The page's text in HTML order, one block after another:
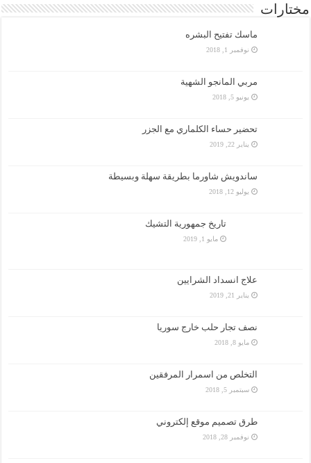
مختارات
ماسك تفتيح البشره
نوفمبر 1, 2018
مربي المانجو الشهية
يونيو 5, 2018
تحضير حساء الكلماري مع الجزر
يناير 22, 2019
ساندويش شاورما بطريقة سهلة وبسيطة
يوليو 12, 2018
تاريخ جمهورية التشيك
مايو 1, 2019
علاج انسداد الشرايين
يناير 21, 2019
نصف تجار حلب خارج سوريا
مايو 8, 2018
التخلص من اسمرار المرفقين
سبتمبر 5, 2018
طرق تصميم موقع إلكتروني
نوفمبر 28, 2018